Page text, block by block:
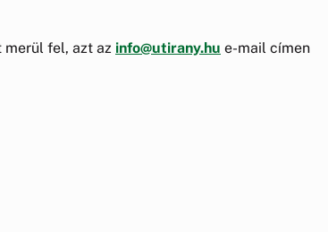
merül fel, azt az info@utirany.hu e-mail címen